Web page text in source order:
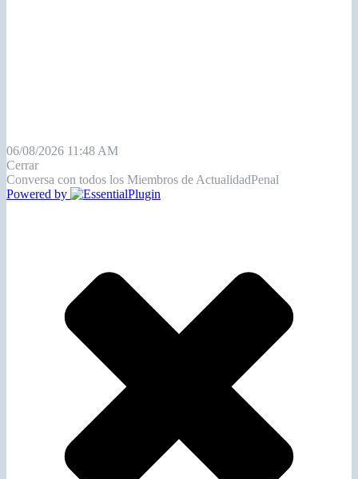
06/08/2026 11:48 AM
Cerrar
Conversa con todos los Miembros de ActualidadPenal
Powered by